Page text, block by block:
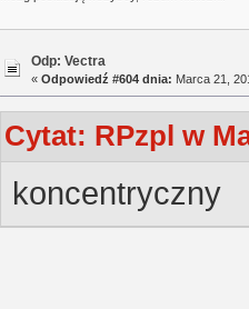
Odp: Vectra
« Odpowiedź #604 dnia: Marca 21,
Cytat: RPzpl w
koncentryczny